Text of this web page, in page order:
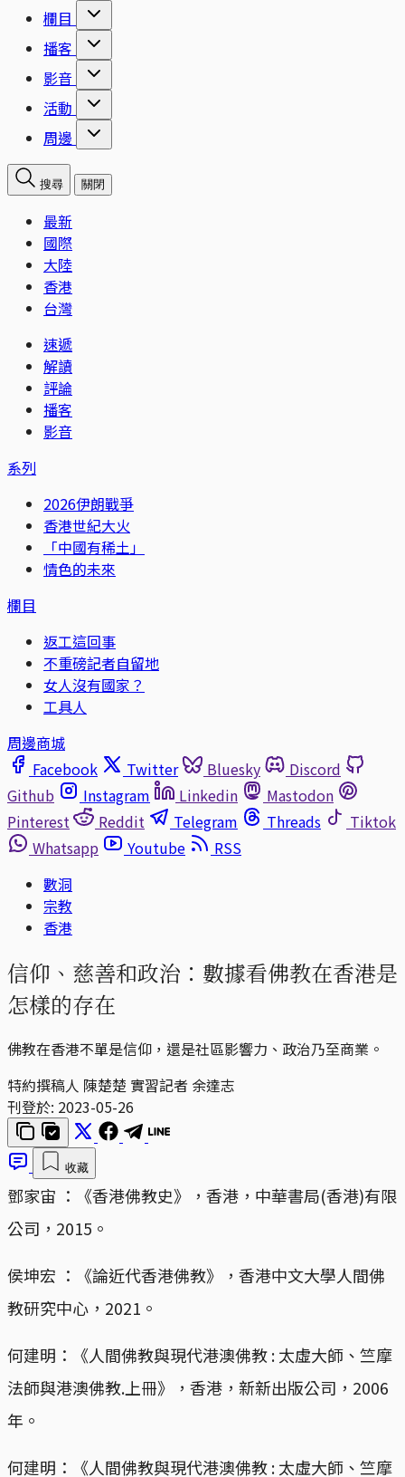
欄目
播客
影音
活動
周邊
搜尋 關閉
最新
國際
大陸
香港
台灣
速遞
解讀
評論
播客
影音
系列
2026伊朗戰爭
香港世紀大火
「中國有稀土」
情色的未來
欄目
返工這回事
不重磅記者自留地
女人沒有國家？
工具人
周邊商城
Facebook
Twitter Bluesky
Discord
Github
Instagram Linkedin
Mastodon
Pinterest
Reddit Telegram Threads
Tiktok
Whatsapp
Youtube
RSS
數洞
宗教
香港
信仰、慈善和政治：數據看佛教在香港是
怎樣的存在
佛教在香港不單是信仰，還是社區影響力、政治乃至商業。
特約撰稿人 陳楚楚 實習記者 余達志
刊登於: 2023-05-26
收藏
鄧家宙 ：《香港佛教史》，香港，中華書局(香港)有限
公司，2015。
侯坤宏 ：《論近代香港佛教》，香港中文大學人間佛
教研究中心，2021。
何建明：《人間佛教與現代港澳佛教 : 太虛大師、竺摩
法師與港澳佛教.上冊》，香港，新新出版公司，2006
年。
何建明：《人間佛教與現代港澳佛教 : 太虛大師、竺摩